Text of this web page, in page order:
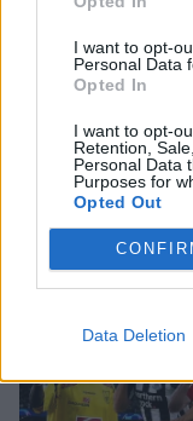
I want to opt-
Personal Data
Opted In
I want to opt-
Retention,
Personal Data
Purposes for
Opted Out
Data Deletion
SHOWBIZ
Μαρία Ηλιάκη: Η
διάσπαση
εγκυμοσύνη
SHOWBIZ
Ο Light ποζάρει
και τον 10 μηνών
SHOWBIZ
Τουρίστας
επιχείρησης για
ανήλικη